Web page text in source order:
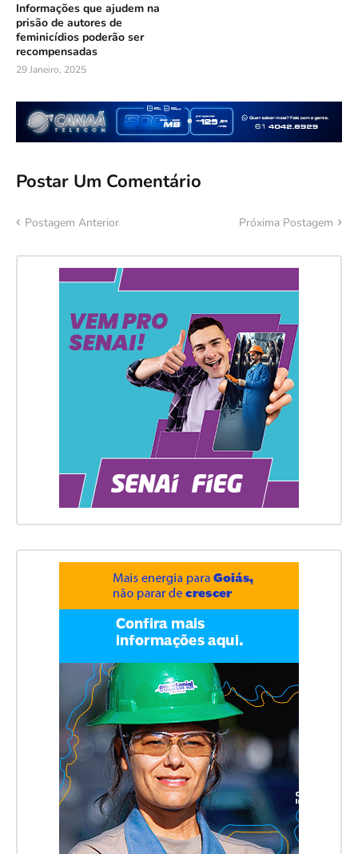
Informações que ajudem na
prisão de autores de
feminicídios poderão ser
recompensadas
29 Janeiro, 2025
Postar Um Comentário
Postagem Anterior Próxima Postagem